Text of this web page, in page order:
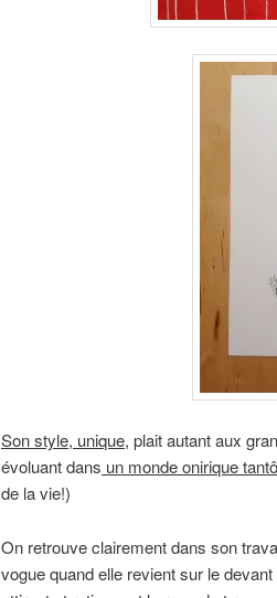
Son style, unique, plait autant aux
évoluant dans un monde onirique
de la vie!)
On retrouve clairement dans son
vogue quand elle revient sur le